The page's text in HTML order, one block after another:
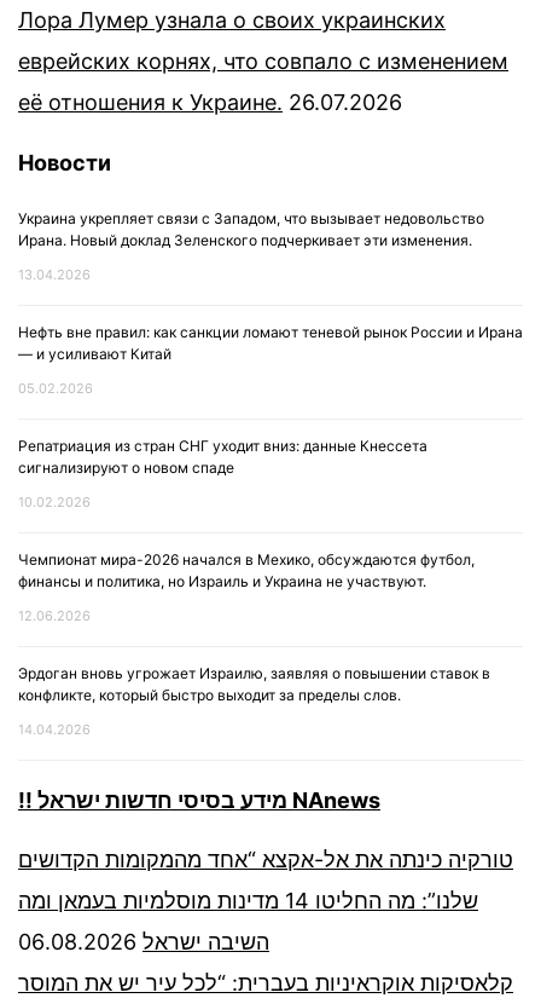
Лора Лумер узнала о своих украинских
еврейских корнях, что совпало с изменением
её отношения к Украине. 26.07.2026
Новости
Украина укрепляет связи с Западом, что вызывает недовольство
Ирана. Новый доклад Зеленского подчеркивает эти изменения.
13.04.2026
Нефть вне правил: как санкции ломают теневой рынок России и Ирана
— и усиливают Китай
05.02.2026
Репатриация из стран СНГ уходит вниз: данные Кнессета
сигнализируют о новом спаде
10.02.2026
Чемпионат мира-2026 начался в Мехико, обсуждаются футбол,
финансы и политика, но Израиль и Украина не участвуют.
12.06.2026
Эрдоган вновь угрожает Израилю, заявляя о повышении ставок в
конфликте, который быстро выходит за пределы слов.
14.04.2026
!! מידע בסיסי חדשות ישראל NAnews
טורקיה כינתה את אל-אקצא “אחד מהמקומות הקדושים
שלנו”: מה החליטו 14 מדינות מוסלמיות בעמאן ומה
השיבה ישראל 06.08.2026
קלאסיקות אוקראיניות בעברית: “לכל עיר יש את המוסר